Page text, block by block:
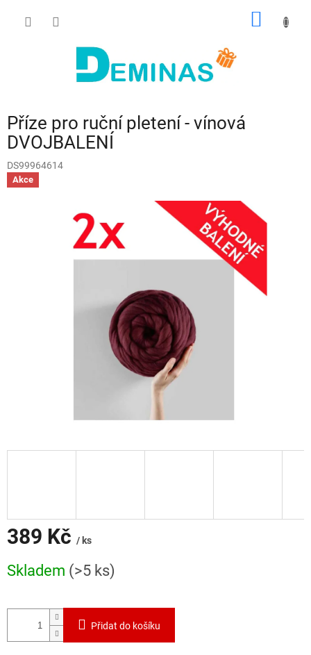
Příze pro ruční pletení - vínová
DVOJBALENÍ
DS99964614
Akce
389 Kč / ks
cena:
Skladem (>5 ks)
Přidat do košíku